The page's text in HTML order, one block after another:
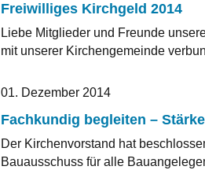
Freiwilliges Kirchgeld 2014
Liebe Mitglieder und Freunde
mit unserer Kirchengemeinde
01. Dezember 2014
Fachkundig begleiten –
Der Kirchenvorstand hat
Bauausschuss für alle